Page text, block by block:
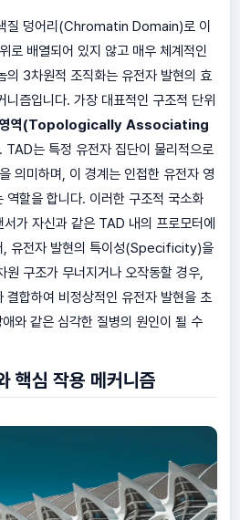
질 덩어리(Chromatin Domain)로 이
로 배열되어 있지 않고 매우 체계적인
의 3차원적 조직화는 유전자 발현의 효
니즘입니다. 가장 대표적인 구조적 단위
영역(Topologically Associating
TAD는 특정 유전자 집단이 물리적으로
의미하며, 이 경계는 인접한 유전자 영
역할을 합니다. 이러한 구조적 국소화
가 자신과 같은 TAD 내의 프로모터에
, 유전자 발현의 특이성(Specificity)을
원 구조가 무너지거나 오작동할 경우,
결합하여 비정상적인 유전자 발현을 초
와 같은 심각한 질병의 원인이 될 수
핵심 작용 메커니즘